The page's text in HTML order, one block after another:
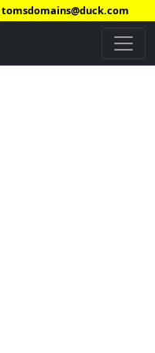
tomsdomains@duck.com